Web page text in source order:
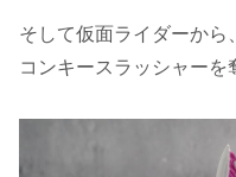
そして仮面ライダーから
コンキースラッシャーを